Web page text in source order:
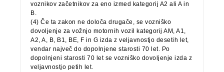
voznikov začetnikov za eno izmed kategorij A2 ali A in
B.
(4) Če ta zakon ne določa drugače, se vozniško
dovoljenje za vožnjo motornih vozil kategorij AM, A1,
A2, A, B, B1, BE, F in G izda z veljavnostjo desetih let,
vendar največ do dopolnjene starosti 70 let. Po
dopolnjeni starosti 70 let se vozniško dovoljenje izda z
veljavnostjo petih let.